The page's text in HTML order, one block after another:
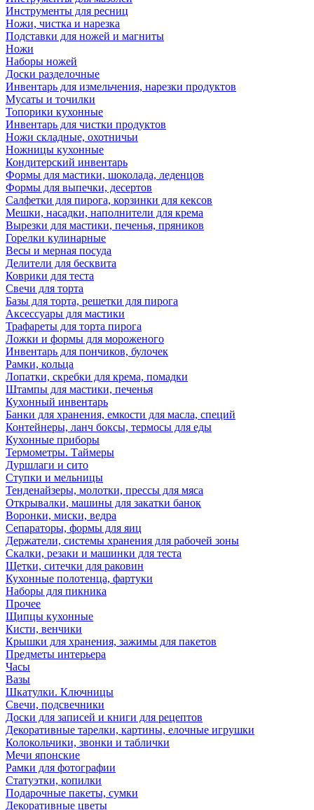
Инструменты для ресниц
Ножи, чистка и нарезка
Подставки для ножей и магниты
Ножи
Наборы ножей
Доски разделочные
Инвентарь для измельчения, нарезки продуктов
Мусаты и точилки
Топорики кухонные
Инвентарь для чистки продуктов
Ножи складные, охотничьи
Ножницы кухонные
Кондитерский инвентарь
Формы для мастики, шоколада, леденцов
Формы для выпечки, десертов
Салфетки для пирога, корзинки для кексов
Мешки, насадки, наполнители для крема
Вырезки для мастики, печенья, пряников
Горелки кулинарные
Весы и мерная посуда
Делители для бесквита
Коврики для теста
Свечи для торта
Базы для торта, решетки для пирога
Аксессуары для мастики
Трафареты для торта пирога
Ложки и формы для мороженого
Инвентарь для пончиков, булочек
Рамки, кольца
Лопатки, скребки для крема, помадки
Штампы для мастики, печенья
Кухонный инвентарь
Банки для хранения, емкости для масла, специй
Контейнеры, ланч боксы, термосы для еды
Кухонные приборы
Термометры. Таймеры
Дуршлаги и сито
Ступки и мельницы
Тенденайзеры, молотки, прессы для мяса
Открывалки, машины для закатки банок
Воронки, миски, ведра
Сепараторы, формы для яиц
Держатели, системы хранения для рабочей зоны
Скалки, резаки и машинки для теста
Щетки, ситечки для раковин
Кухонные полотенца, фартуки
Наборы для пикника
Прочее
Щипцы кухонные
Кисти, венчики
Крышки для хранения, зажимы для пакетов
Предметы интерьера
Часы
Вазы
Шкатулки. Ключницы
Свечи, подсвечники
Доски для записей и книги для рецептов
Декоративные тарелки, картины, елочные игрушки
Колокольчики, звонки и таблички
Мечи японские
Рамки для фотографии
Статуэтки, копилки
Подарочные пакеты, сумки
Декоративные цветы